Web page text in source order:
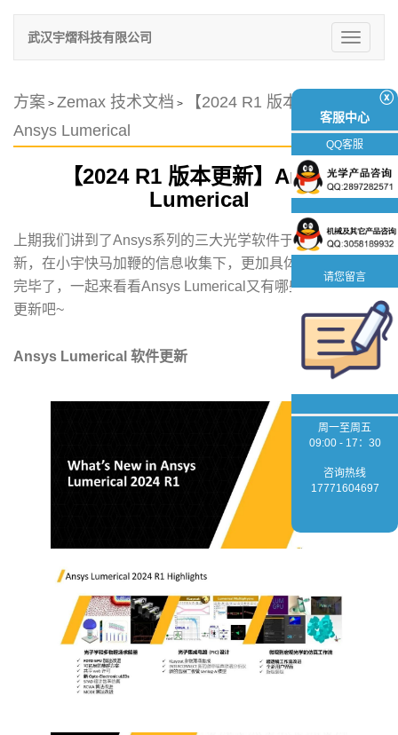
切
换
武汉宇熠科技有限公司
方案 > Zemax 技术文档 >
【2024 R1 版本更新】
Ansys Lumerical
【2024 R1 版本更新】Ansys
Lumerical
上期我们讲到了Ansys系列的三大光学软件于2024年的更
新，在小宇快马加鞭的信息收集下，更加具体的内容也整理
完毕了，一起来看看Ansys Lumerical又有哪些具体的功能
更新吧~
Ansys Lumerical 软件更新
ⓧ
客服中心
QQ客服
请您留言
周一至周五
09:00 - 17：30
咨询热线
17771604697